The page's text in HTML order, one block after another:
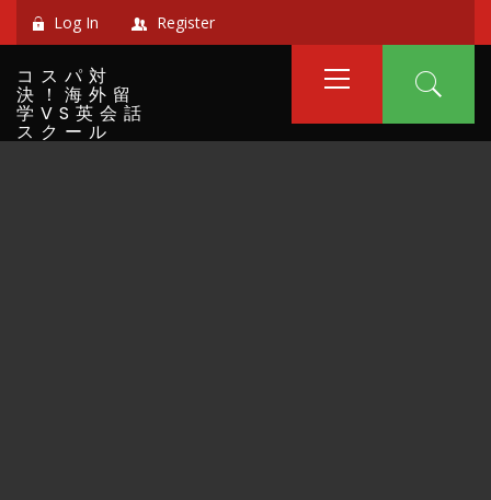
Skip
to
content
Log In Register
コスパ対
決！海外留
学VS英会話
スクール
Menu